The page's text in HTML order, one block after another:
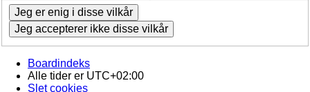
Boardindeks
Alle tider er UTC+02:00
Slet cookies